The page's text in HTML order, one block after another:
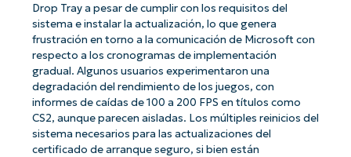
Drop Tray a pesar de cumplir con los requisitos del
sistema e instalar la actualización, lo que genera
frustración en torno a la comunicación de Microsoft con
respecto a los cronogramas de implementación
gradual. Algunos usuarios experimentaron una
degradación del rendimiento de los juegos, con
informes de caídas de 100 a 200 FPS en títulos como
CS2, aunque parecen aisladas. Los múltiples reinicios del
sistema necesarios para las actualizaciones del
certificado de arranque seguro, si bien están